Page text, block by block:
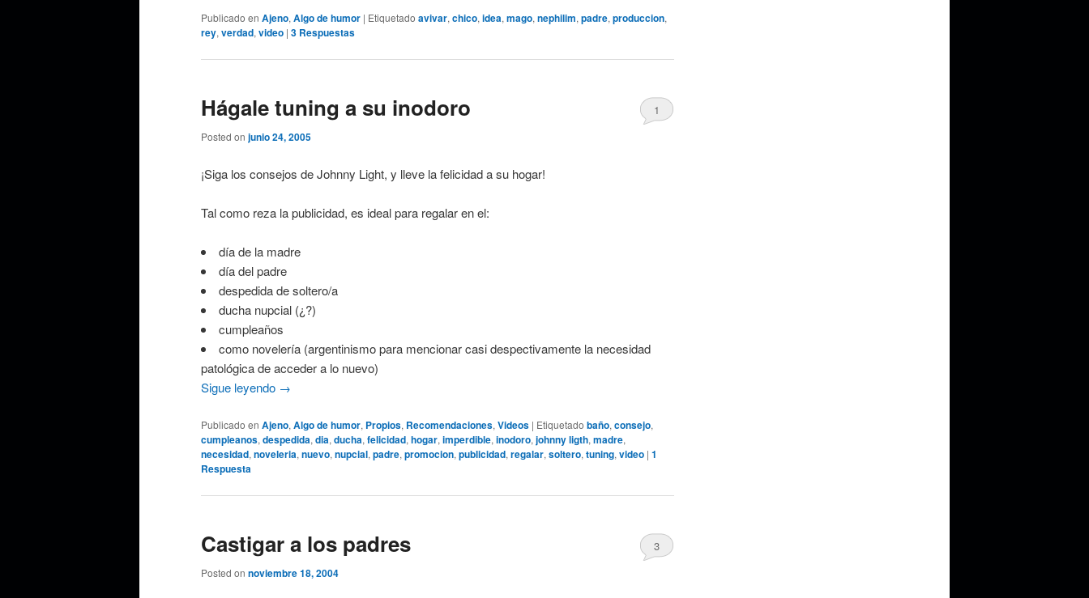
Publicado en Ajeno, Algo de humor | Etiquetado avivar, chico, idea, mago, nephilim, padre, produccion,
rey, verdad, video | 3 Respuestas
Hágale tuning a su inodoro
Posted on junio 24, 2005
1
¡Siga los consejos de Johnny Light, y lleve la felicidad a su hogar!
Tal como reza la publicidad, es ideal para regalar en el:
día de la madre
día del padre
despedida de soltero/a
ducha nupcial (¿?)
cumpleaños
como novelería (argentinismo para mencionar casi despectivamente la necesidad
patológica de acceder a lo nuevo)
Sigue leyendo →
Publicado en Ajeno, Algo de humor, Propios, Recomendaciones, Videos | Etiquetado baño, consejo,
cumpleanos, despedida, dia, ducha, felicidad, hogar, imperdible, inodoro, johnny ligth, madre,
necesidad, noveleria, nuevo, nupcial, padre, promocion, publicidad, regalar, soltero, tuning, video | 1
Respuesta
Castigar a los padres
Posted on noviembre 18, 2004
3